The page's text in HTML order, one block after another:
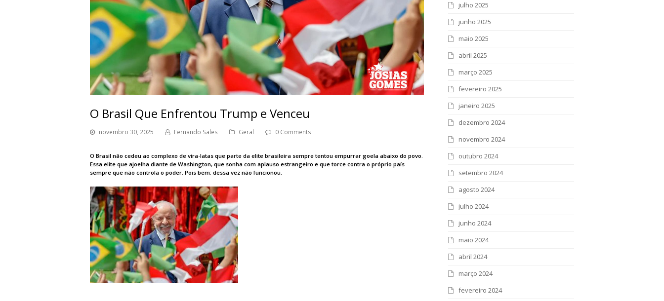
O Brasil Que Enfrentou Trump e Venceu
novembro 30, 2025 Fernando Sales Geral 0 Comments
O Brasil não cedeu ao complexo de vira-latas que parte da elite brasileira sempre tentou empurrar goela abaixo do povo.
Essa elite que ajoelha diante de Washington, que sonha com aplauso estrangeiro e que torce contra o próprio país
sempre que não controla o poder. Pois bem: dessa vez não funcionou.
julho 2025
junho 2025
maio 2025
abril 2025
março 2025
fevereiro 2025
janeiro 2025
dezembro 2024
novembro 2024
outubro 2024
setembro 2024
agosto 2024
julho 2024
junho 2024
maio 2024
abril 2024
março 2024
fevereiro 2024